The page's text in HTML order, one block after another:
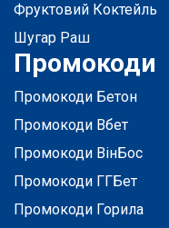
Фруктовий Коктейль
Шугар Раш
Промокоди
Промокоди Бетон
Промокоди Вбет
Промокоди ВінБос
Промокоди ГГБет
Промокоди Горила